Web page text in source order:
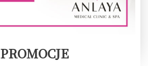
PROMOCJE